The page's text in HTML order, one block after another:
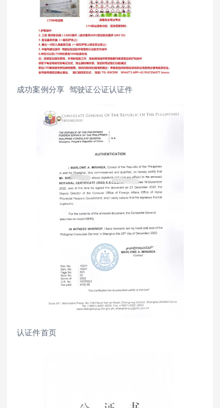
成功案例分享 驾驶证公证认证件
认证件首页